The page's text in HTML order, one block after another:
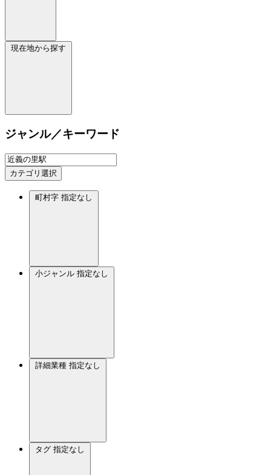
現在地から探す
ジャンル／キーワード
カテゴリ選択
町村字 指定なし
小ジャンル 指定なし
詳細業種 指定なし
タグ 指定なし